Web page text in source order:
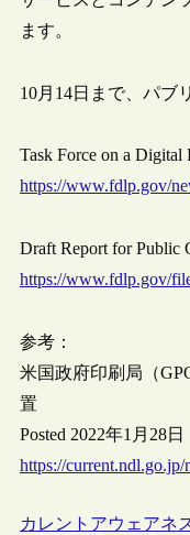
ます。
10月14日まで、パブ
Task Force on a Digital
https://www.fdlp.gov/
Draft Report for Public
https://www.fdlp.gov/
参考：
米国政府印刷局（
置
Posted 2022年1月28日
https://current.ndl.go.jp/
カレントアウェアネ